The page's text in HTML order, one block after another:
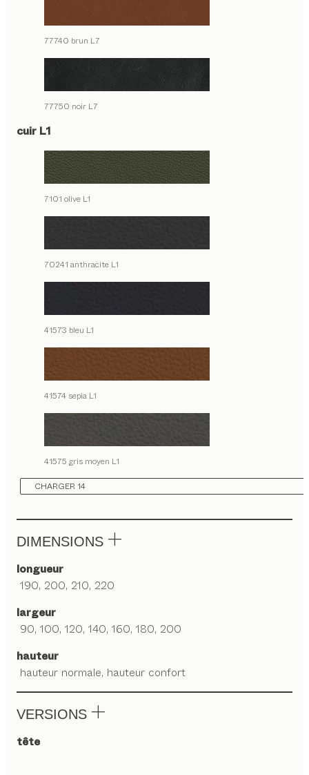
77740 brun L7
77750 noir L7
cuir L1
7101 olive L1
70241 anthracite L1
41573 bleu L1
41574 sepia L1
41575 gris moyen L1
CHARGER 14
DIMENSIONS
longueur
190, 200, 210, 220
largeur
90, 100, 120, 140, 160, 180, 200
hauteur
hauteur normale, hauteur confort
VERSIONS
tête